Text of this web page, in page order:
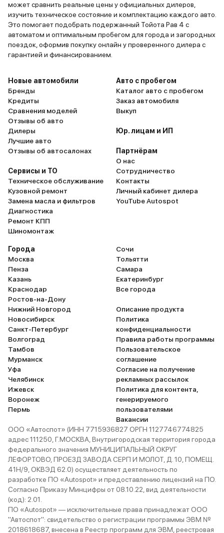
может сравнить реальные цены у официальных дилеров,
изучить техническое состояние и комплектацию каждого авто.
Это помогает подобрать подержанный Тойота Рав 4 с
автоматом и оптимальным пробегом для города и загородных
поездок, оформив покупку онлайн у проверенного дилера с
гарантией и финансированием.
Новые автомобили
Бренды
Кредиты
Сравнения моделей
Отзывы об авто
Дилеры
Лучшие авто
Отзывы об автосалонах
Сервисы и ТО
Техническое обслуживание
Кузовной ремонт
Замена масла и фильтров
Диагностика
Ремонт КПП
Шиномонтаж
Авто с пробегом
Каталог авто с пробегом
Заказ автомобиля
Выкуп
Юр. лицам и ИП
Партнёрам
О нас
Сотрудничество
Контакты
Личный кабинет дилера
YouTube Autospot
Города
Москва
Пенза
Казань
Краснодар
Ростов-на-Дону
Нижний Новгород
Новосибирск
Санкт-Петербург
Волгоград
Тамбов
Мурманск
Уфа
Челябинск
Ижевск
Воронеж
Пермь
Сочи
Тольятти
Самара
Екатеринбург
Все города
Описание продукта
Политика
конфиденциальности
Правила работы программы
Пользовательское
соглашение
Согласие на получение
рекламных рассылок
Политика для контента,
генерируемого
пользователями
Вакансии
ООО «Автоспот» (ИНН 7715936827 ОРГН 1127746774825
адрес 111250, Г.МОСКВА, Внутригородская территория города
федерального значения МУНИЦИПАЛЬНЫЙ ОКРУГ
ЛЕФОРТОВО, ПРОЕЗД ЗАВОДА СЕРП И МОЛОТ, Д. 10, ПОМЕЩ.
41Н/9, ОКВЭД 62.0) осуществляет деятельность по
разработке ПО «Autospot» и предоставлению лицензий на ПО.
Согласно Приказу Минцифры от 08.10.22, вид деятельности
(код): 2.01.
ПО «Autospot» — исключительные права принадлежат ООО
"Автоспот": свидетельство о регистрации программы ЭВМ №
2018618687, внесена в Реестр программ для ЭВМ, реестровая